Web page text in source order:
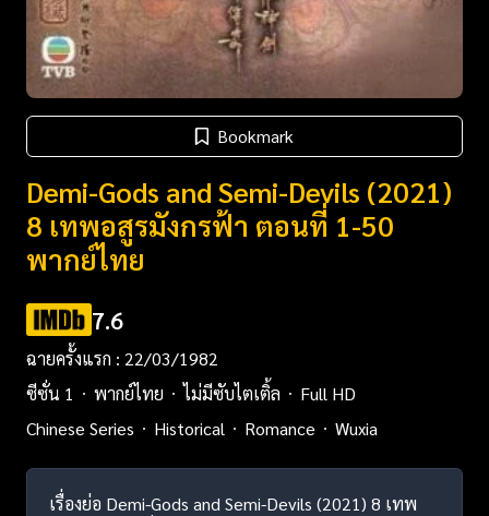
Bookmark
Demi-Gods and Semi-Devils (2021)
8 เทพอสูรมังกรฟ้า ตอนที่ 1-50
พากย์ไทย
7.6
ฉายครั้งแรก : 22/03/1982
ซีซั่น 1
พากย์ไทย ไม่มีซับไตเติ้ล
Full HD
Chinese Series
Historical Romance Wuxia
เรื่องย่อ Demi-Gods and Semi-Devils (2021) 8 เทพ